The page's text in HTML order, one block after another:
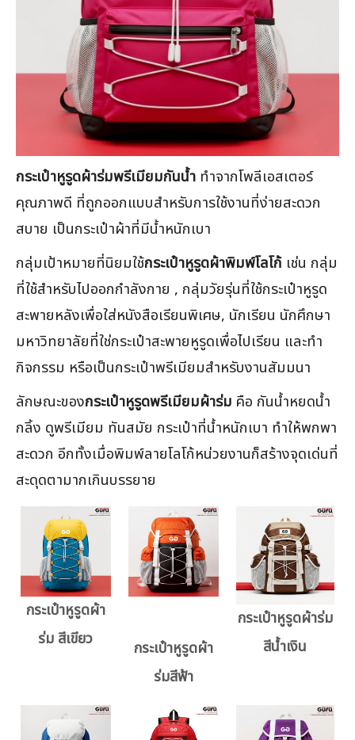
กระเป๋าหูรูดผ้าร่มพรีเมียมกันน้ำ ทำจากโพลีเอสเตอร์
คุณภาพดี ที่ถูกออกแบบสำหรับการใช้งานที่ง่ายสะดวก
สบาย เป็นกระเป๋าผ้าที่มีน้ำหนักเบา
กลุ่มเป้าหมายที่นิยมใช้กระเป๋าหูรูดผ้าพิมพ์โลโก้ เช่น กลุ่ม
ที่ใช้สำหรับไปออกกำลังกาย , กลุ่มวัยรุ่นที่ใช้กระเป๋าหูรูด
สะพายหลังเพื่อใส่หนังสือเรียนพิเศษ, นักเรียน นักศึกษา
มหาวิทยาลัยที่ใช่กระเป๋าสะพายหูรูดเพื่อไปเรียน และทำ
กิจกรรม หรือเป็นกระเป๋าพรีเมียมสำหรับงานสัมมนา
ลักษณะของกระเป๋าหูรูดพรีเมียมผ้าร่ม คือ กันน้ำหยดน้ำ
กลิ้ง ดูพรีเมียม ทันสมัย กระเป๋าที่น้ำหนักเบา ทำให้พกพา
สะดวก อีกทั้งเมื่อพิมพ์ลายโลโก้หน่วยงานก็สร้างจุดเด่นที่
สะดุดตามากเกินบรรยาย
กระเป๋าหูรูดผ้า
ร่ม สีเขียว
กระเป๋าหูรูดผ้า
ร่มสีฟ้า
กระเป๋าหูรูดผ้าร่ม
สีน้ำเงิน